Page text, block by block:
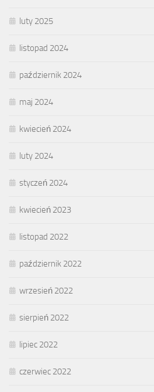
luty 2025
listopad 2024
październik 2024
maj 2024
kwiecień 2024
luty 2024
styczeń 2024
kwiecień 2023
listopad 2022
październik 2022
wrzesień 2022
sierpień 2022
lipiec 2022
czerwiec 2022